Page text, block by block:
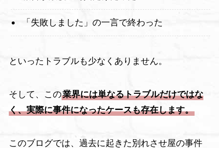
「失敗しました」の一言で終わった
といったトラブルも少なくありません。
そして、この業界には単なるトラブルだけではな
く、実際に事件になったケースも存在します。
このブログでは、過去に起きた別れさせ屋の事件